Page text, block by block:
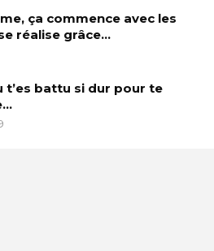
ça commence avec les
réalise grâce…
t’es battu si dur pour te